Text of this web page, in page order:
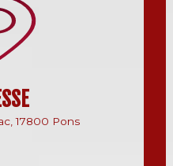
17800 Pons